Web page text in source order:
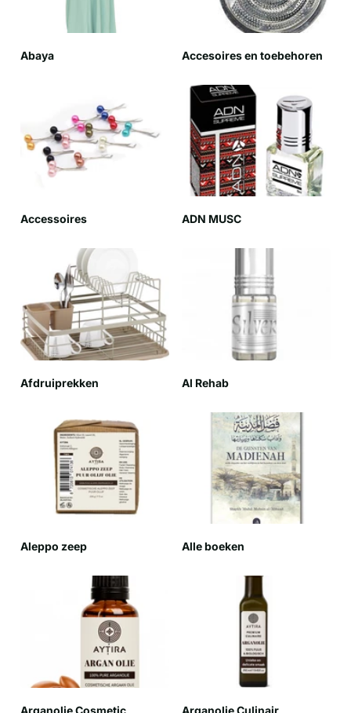
Abaya Accesoires en toebehoren
Accessoires ADN MUSC
Afdruiprekken Al Rehab
Aleppo zeep Alle boeken
Arganolie Cosmetic Arganolie Culinair